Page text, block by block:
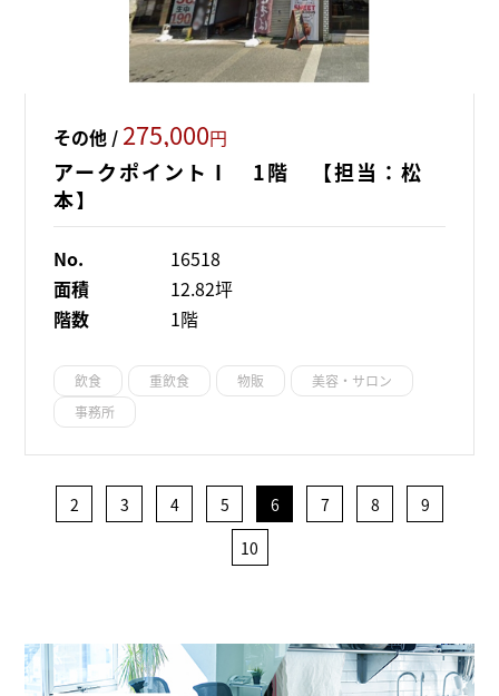
その他 / 275,000円
アークポイントⅠ 1階 【担当：松
本】
No.
16518
面積
12.82坪
階数
1階
飲食 重飲食 物販
美容・サロン
事務所
2 3 4 5 6 7 8
9
10